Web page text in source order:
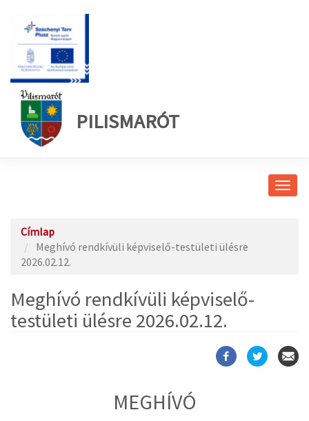
PILISMARÓT
Címlap
Meghívó rendkívüli képviselő-testületi ülésre
2026.02.12.
Meghívó rendkívüli képviselő-
testületi ülésre 2026.02.12.
MEGHÍVÓ